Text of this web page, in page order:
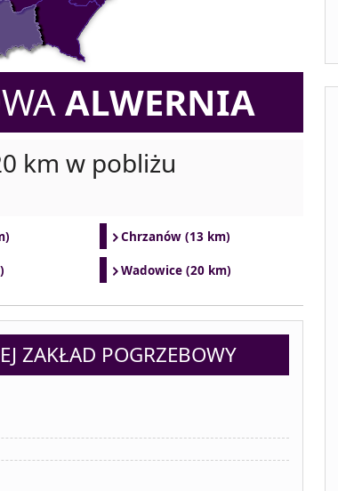
ALWERNIA
km w pobliżu
Chrzanów (13 km)
Wadowice (20 km)
ZAKŁAD POGRZEBOWY